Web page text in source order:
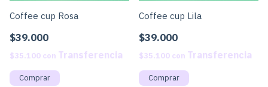
Coffee cup Rosa
$39.000
$35.100 con
Coffee cup Lila
$39.000
$35.100 con